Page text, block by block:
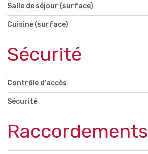
Salle de séjour (surface)
Cuisine (surface)
Sécurité
Contrôle d'accès
Sécurité
Raccordements